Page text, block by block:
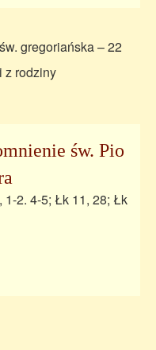
gregoriańska – 22
z rodziny
św. Pio
1-2. 4-5; Łk 11, 28; Łk